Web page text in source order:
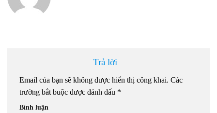
Trả lời
Email của bạn sẽ không được hiển thị công khai. Các
trường bắt buộc được đánh dấu *
Bình luận